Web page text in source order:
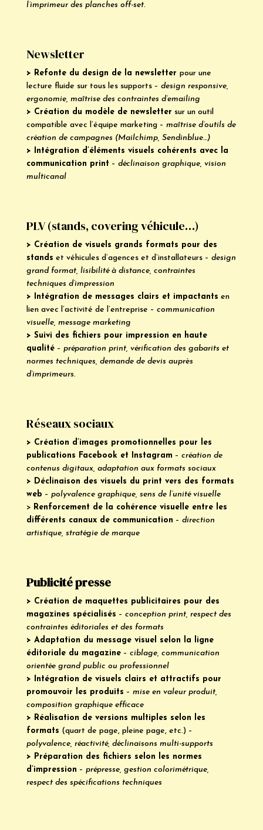
l’imprimeur des planches off-set.
Newsletter
> Refonte du design de la newsletter pour une
lecture fluide sur tous les supports – design responsive,
ergonomie, maîtrise des contraintes d’emailing
> Création du modèle de newsletter sur un outil
compatible avec l’équipe marketing – maîtrise d’outils de
création de campagnes (Mailchimp, Sendinblue…)
> Intégration d’éléments visuels cohérents avec la
communication print – déclinaison graphique, vision
multicanal
PLV (stands, covering véhicule…)
> Création de visuels grands formats pour des
stands et véhicules d’agences et d’installateurs – design
grand format, lisibilité à distance, contraintes
techniques d’impression
> Intégration de messages clairs et impactants en
lien avec l’activité de l’entreprise – communication
visuelle, message marketing
> Suivi des fichiers pour impression en haute
qualité– préparation print, vérification des gabarits et
normes techniques, demande de devis auprès
d’imprimeurs.
Réseaux sociaux
> Création d’images promotionnelles pour les
publications Facebook et Instagram – création de
contenus digitaux, adaptation aux formats sociaux
> Déclinaison des visuels du print vers des formats
web – polyvalence graphique, sens de l’unité visuelle
> Renforcement de la cohérence visuelle entre les
différents canaux de communication – direction
artistique, stratégie de marque
Publicité presse
> Création de maquettes publicitaires pour des
magazines spécialisés – conception print, respect des
contraintes éditoriales et des formats
> Adaptation du message visuel selon la ligne
éditoriale du magazine– ciblage, communication
orientée grand public ou professionnel
> Intégration de visuels clairs et attractifs pour
promouvoir les produits – mise en valeur produit,
composition graphique efficace
> Réalisation de versions multiples selon les
formats (quart de page, pleine page, etc.) –
polyvalence, réactivité, déclinaisons multi-supports
> Préparation des fichiers selon les normes
d’impression – prépresse, gestion colorimétrique,
respect des spécifications techniques